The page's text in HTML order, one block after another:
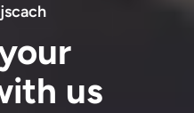
us